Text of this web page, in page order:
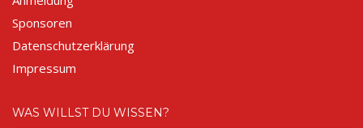
Sponsoren
Datenschutzerklärung
Impressum
WAS WILLST DU WISSEN?